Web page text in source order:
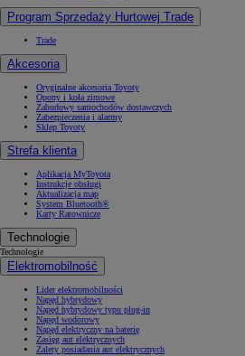
Program Sprzedaży Hurtowej Trade
Trade
Akcesoria
Oryginalne akcesoria Toyoty
Opony i koła zimowe
Zabudowy samochodów dostawczych
Zabezpieczenia i alarmy
Sklep Toyoty
Strefa klienta
Aplikacja MyToyota
Instrukcje obsługi
Aktualizacja map
System Bluetooth®
Karty Ratownicze
Technologie
Technologie
Elektromobilność
Lider elektromobilności
Napęd hybrydowy
Napęd hybrydowy typu plug-in
Napęd wodorowy
Napęd elektryczny na baterię
Zasięg aut elektrycznych
Zalety posiadania aut elektrycznych